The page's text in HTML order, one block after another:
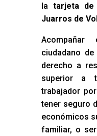
la tarjeta de
Juarros de
ciudadano
derecho a
superior a
trabajador
tener seguro
económicos
familiar, o